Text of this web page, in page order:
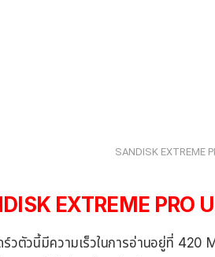
SANDISK EXTREME
EXTREME PRO
ร์วตัวนี้มีความเร็วในการอ่านอยู่ที่ 420